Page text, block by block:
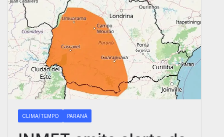
CLIMA/TEMPO PARANÁ